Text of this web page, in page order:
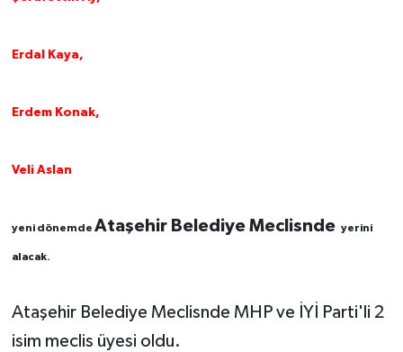
Erdal Kaya,
Erdem Konak,
Veli Aslan
yeni dönemde Ataşehir Belediye Meclisnde yerini
alacak.
Ataşehir Belediye Meclisnde MHP ve İYİ Parti'li 2
isim meclis üyesi oldu.